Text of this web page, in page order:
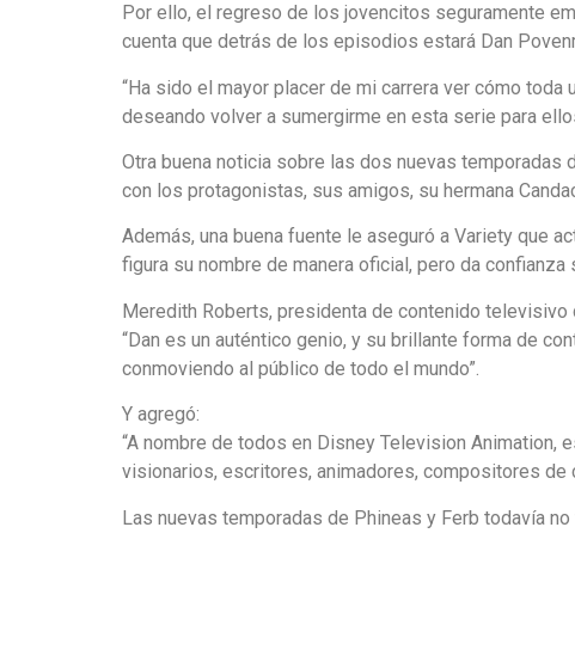
Por ello, el regreso de los jovencitos seguramente
cuenta que detrás de los episodios estará Dan
“Ha sido el mayor placer de mi carrera ver cómo
deseando volver a sumergirme en esta serie para
Otra buena noticia sobre las dos nuevas temporadas
con los protagonistas, sus amigos, su hermana
Además, una buena fuente le aseguró a Variety que
figura su nombre de manera oficial, pero da
Meredith Roberts, presidenta de contenido televisivo
“Dan es un auténtico genio, y su brillante forma de
conmoviendo al público de todo el mundo”.
Y agregó:
“A nombre de todos en Disney Television
visionarios, escritores, animadores, compositores
Las nuevas temporadas de Phineas y Ferb todavía